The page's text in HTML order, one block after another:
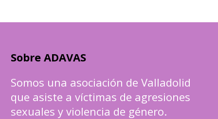
Sobre ADAVAS
Somos una asociación de Valladolid
que asiste a víctimas de agresiones
sexuales y violencia de género.